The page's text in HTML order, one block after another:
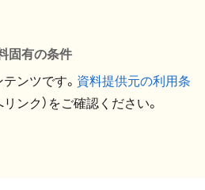
固有の条件
ンツです。 資料提供元の利用条
リンク）をご確認ください。